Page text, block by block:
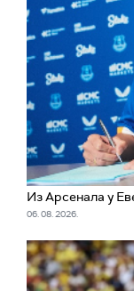
Из Арсенала у
06. 08. 2026.